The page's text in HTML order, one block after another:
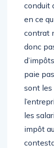
conduit
en ce
contrat
donc
paie
sont
les
impôt